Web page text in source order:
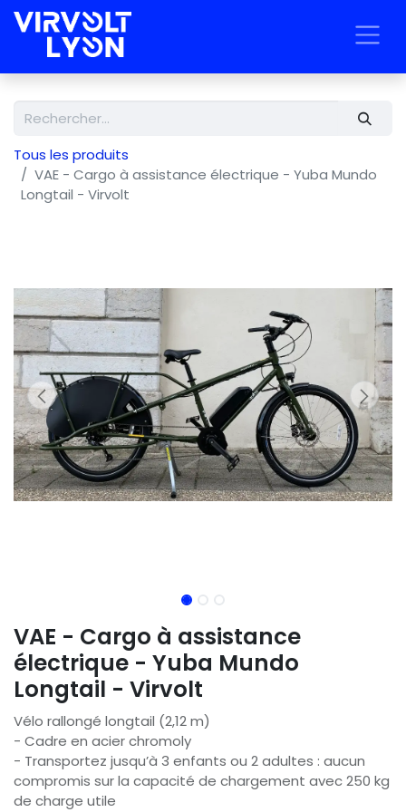
Tous les produits
VAE - Cargo à assistance électrique - Yuba Mundo
Longtail - Virvolt
VAE - Cargo à assistance
électrique - Yuba Mundo
Longtail - Virvolt
Vélo rallongé longtail (2,12 m)
- Cadre en acier chromoly
- Transportez jusqu’à 3 enfants ou 2 adultes : aucun
compromis sur la capacité de chargement avec 250 kg
de charge utile